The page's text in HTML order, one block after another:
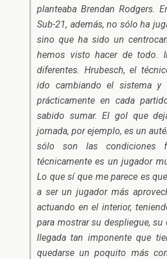
planteaba Brendan Rodgers.
Sub-21, además, no sólo ha
sino que ha sido un
hemos visto hacer de todo.
diferentes. Hrubesch, el
ido cambiando el sistema y
prácticamente en cada
sabido sumar. El gol que
jornada, por ejemplo, es un
sólo son las condiciones
técnicamente es un jugador
Lo que sí que me parece es
a ser un jugador más
actuando en el interior,
para mostrar su despliegue,
llegada tan imponente que
quedarse un poquito más